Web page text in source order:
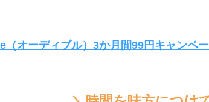
（オーディブル）3か月間99円キャンペ